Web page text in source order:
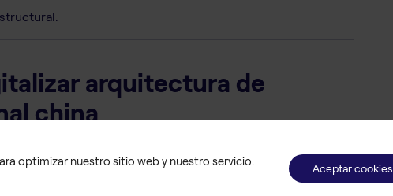
arquitectura de
china
significativo desde el punto de vista técnico. Construido
como el sistema
, y cargado de simbolismo
optimizar nuestro sitio web y nuestro servicio.
Aceptar cookies